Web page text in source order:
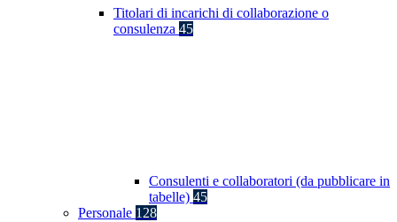
Titolari di incarichi di collaborazione o
consulenza 45
Consulenti e collaboratori (da pubblicare in
tabelle) 45
Personale 128